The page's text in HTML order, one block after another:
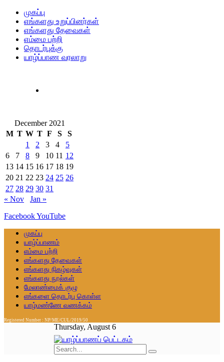
முகப்பு
எங்களது உறுப்பினர்கள்
எங்களது தேவைகள்
எம்மை பற்றி
தொடர்புக்கு
யாழ்ப்பாண வரலாறு
December 2021
M T W T F S
S
1
2 3 4
5
6
7 8 9 10 11 12
13 14 15 16 17 18 19
20 21 22 23 24 25 26
27 28 29 30 31
« Nov
Jan »
FacebookYouTube
முகப்பு
யாழ்ப்பாணம்
எம்மை பற்றி
எங்களது தேவைகள்
எங்களது நிகழ்வுகள்
எங்களது நூல்கள்
மேலாண்மைக் குழு
எங்களை தொடர்பு கொள்ள
யாழ்மண்ணே வணக்கம்
Registered Number : NP/ME/CUL/2019/50
Thursday, August 6